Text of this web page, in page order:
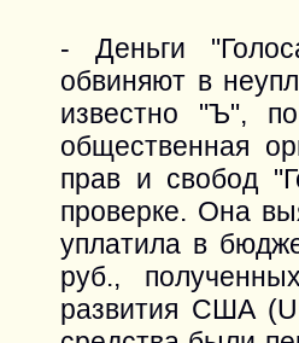
- Деньги
обвиняют в
известно "Ъ",
общественная
прав и свобод
проверке. Она
уплатила в
руб.,
развития США